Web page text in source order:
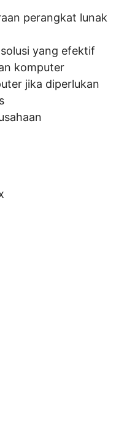
perangkat lunak
yang efektif
komputer
jika diperlukan